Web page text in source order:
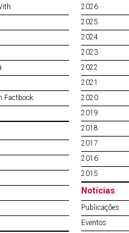
Factbook
2026
2025
2024
2023
2022
2021
2020
2019
2018
2017
2016
2015
Notícias
Publicações
Eventos